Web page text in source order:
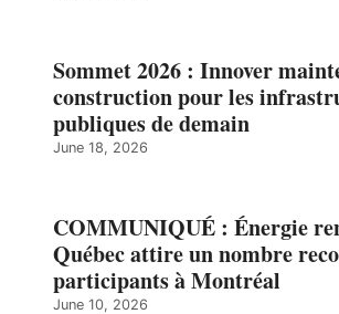
Sommet 2026 : Innover
construction pour les
publiques de demain
June 18, 2026
COMMUNIQUÉ : Énergie
Québec attire un nombre
participants à Montréal
June 10, 2026